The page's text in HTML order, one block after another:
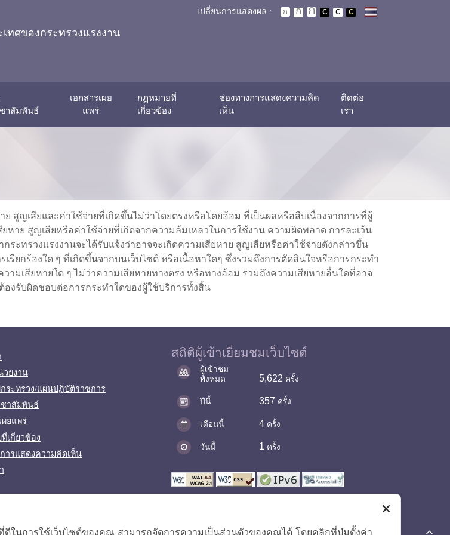
เปลี่ยนการแสดงผล :
ทศของกระทรวงแรงงาน
าสัมพันธ์
เอกสารเผย
แพร่
กฏหมายที่
เกี่ยวข้อง
ช่องทางการแสดงความคิด
เห็น
ติดต่อ
เรา
ย สูญเสียและค่าใช้จ่ายที่เกิดขึ้นไม่ว่าโดยตรงหรือโดยอ้อม ที่เป็นผลหรือสืบเนื่องจากการที่ผู้
หาย สูญเสียหรือค่าใช้จ่ายที่เกิดจากความล้มเหลวในการใช้งาน ความผิดพลาด การละเว้น
ะทรวงแรงงานจะได้รับแจ้งว่าอาจจะเกิดความเสียหาย สูญเสียหรือค่าใช้จ่ายดังกล่าวขึ้น
รียกร้องใด ๆ ที่เกิดขึ้นจากบนเว็บไซต์ หรือเนื้อหาใดๆ ซึ่งรวมถึงการตัดสินใจหรือการกระทำ
ามเสียหายใด ๆ ไม่ว่าความเสียหายทางตรง หรือทางอ้อม รวมถึงความเสียหายอื่นใดที่อาจ
องรับผิดชอบต่อการกระทำใดของผู้ใช้บริการทั้งสิ้น
ยงาน
ระทรวง/แผนปฏิบัติราชการ
าสัมพันธ์
ผยแพร่
เกี่ยวข้อง
ารแสดงความคิดเห็น
สถิติผู้เข้าเยี่ยมชมเว็บไซต์
ผู้เข้าชม
ทั้งหมด
5,622 ครั้ง
ปีนี้ 357 ครั้ง
เดือนนี้ 4 ครั้ง
วันนี้ 1 ครั้ง
ในการใช้เว็บไซต์ของคุณ สามารถจัดการความเป็นส่วนตัวของคุณได้ โดยคลิกที่ปุ่มตั้งค่า